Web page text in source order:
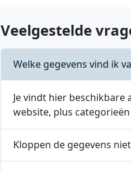
Veelgestelde
Welke gegevens vind ik
Je vindt hier beschikbare
website, plus
Kloppen de gegevens